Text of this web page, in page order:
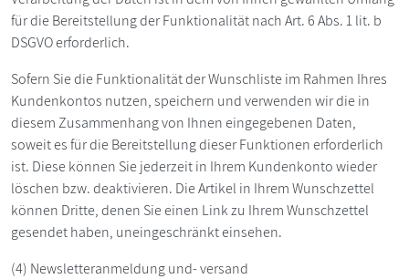
für die Bereitstellung der Funktionalität nach Art. 6 Abs. 1 lit. b
DSGVO erforderlich.
Sofern Sie die Funktionalität der Wunschliste im Rahmen Ihres
Kundenkontos nutzen, speichern und verwenden wir die in
diesem Zusammenhang von Ihnen eingegebenen Daten,
soweit es für die Bereitstellung dieser Funktionen erforderlich
ist. Diese können Sie jederzeit in Ihrem Kundenkonto wieder
löschen bzw. deaktivieren. Die Artikel in Ihrem Wunschzettel
können Dritte, denen Sie einen Link zu Ihrem Wunschzettel
gesendet haben, uneingeschränkt einsehen.
(4) Newsletteranmeldung und- versand